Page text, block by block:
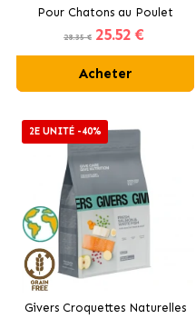
Pour Chatons au Poulet
28.35 € 25.52 €
Acheter
2E UNITÉ -40%
Givers Croquettes Naturelles